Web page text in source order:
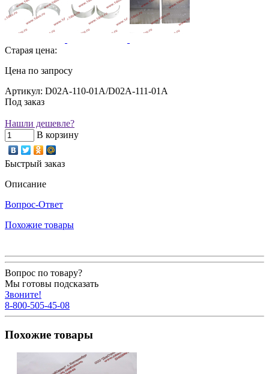
Старая цена:
Цена по запросу
Артикул: D02A-110-01A/D02A-111-01A
Под заказ
Нашли дешевле?
В корзину
Быстрый заказ
Описание
Вопрос-Ответ
Похожие товары
Вопрос по товару?
Мы готовы подсказать
Звоните!
8-800-505-45-08
Похожие товары